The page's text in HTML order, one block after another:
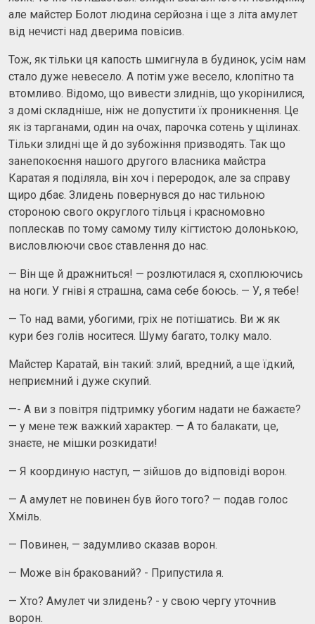
але майстер Болот людина серйозна і ще з літа амулет
від нечисті над дверима повісив.
Тож, як тільки ця капость шмигнула в будинок, усім нам
стало дуже невесело. А потім уже весело, клопітно та
втомливо. Відомо, що вивести злиднів, що укорінилися,
з домі складніше, ніж не допустити їх проникнення. Це
як із тарганами, один на очах, парочка сотень у щілинах.
Тільки злидні ще й до зубожіння призводять. Так що
занепокоєння нашого другого власника майстра
Каратая я поділяла, він хоч і переродок, але за справу
щиро дбає. Злидень повернувся до нас тильною
стороною свого округлого тільця і ​​красномовно
поплескав по тому самому тилу кігтистою долонькою,
висловлюючи своє ставлення до нас.
— Він ще й дражниться! — розлютилася я, схоплюючись
на ноги. У гніві я страшна, сама себе боюсь. — У, я тебе!
— То над вами, убогими, гріх не потішатись. Ви ж як
кури без голів носитеся. Шуму багато, толку мало.
Майстер Каратай, він такий: злий, вредний, а ще їдкий,
неприємний і дуже скупий.
—- А ви з повітря підтримку убогим надати не бажаєте?
— у мене теж важкий характер. — А то балакати, це,
знаєте, не мішки розкидати!
— Я координую наступ, — зійшов до відповіді ворон.
— А амулет не повинен був його того? — подав голос
Хміль.
— Повинен, — задумливо сказав ворон.
— Може він бракований? - Припустила я.
— Хто? Амулет чи злидень? - у свою чергу уточнив
ворон.